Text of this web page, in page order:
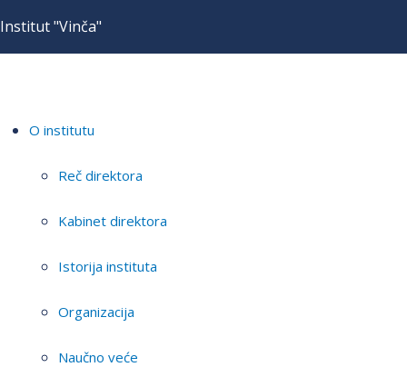
Institut "Vinča"
O institutu
Reč direktora
Kabinet direktora
Istorija instituta
Organizacija
Naučno veće